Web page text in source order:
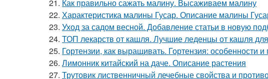
21. Как правильно сажать малину. Высаживаем малину
22. Характеристика малины Гусар. Описание малины
23. Уход за садом весной. Добавление статьи в новую
24. ТОП лекарств от кашля. Лучшие леденцы от кашля
25. Гортензии, как выращивать. Гортензия: особенности и
26. Лимонник китайский на даче. Описание растения
27. Трутовик лиственничный лечебные свойства и